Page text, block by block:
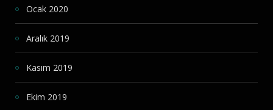
Ocak 2020
Aralık 2019
Kasım 2019
Ekim 2019